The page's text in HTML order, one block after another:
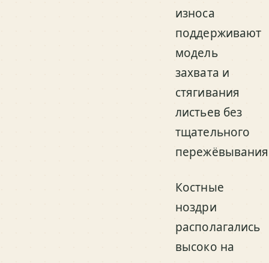
износа
поддерживают
модель
захвата и
стягивания
листьев без
тщательного
Костные
ноздри
располагались
высоко на